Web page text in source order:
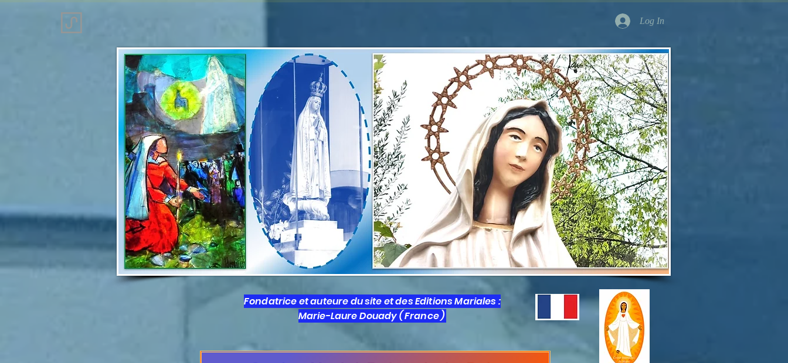
Log In
Fondatrice et auteure du site et des Editions Mariales :
Marie-Laure Douady ( France )